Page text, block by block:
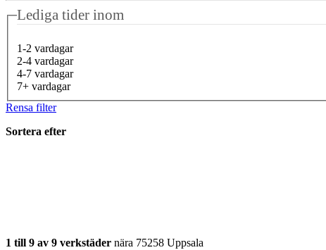
Lediga tider inom
1-2 vardagar
2-4 vardagar
4-7 vardagar
7+ vardagar
Rensa filter
Sortera efter
1 till 9 av 9 verkstäder nära 75258 Uppsala